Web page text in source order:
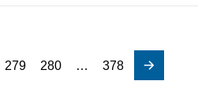
279 280 … 378